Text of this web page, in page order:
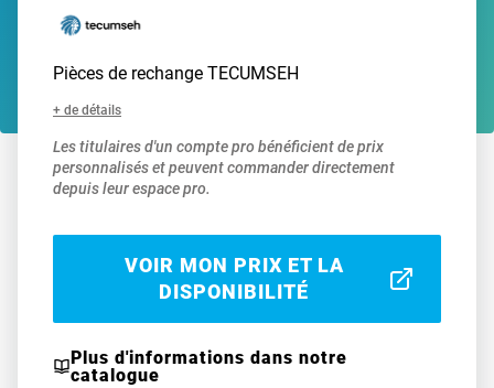
Pièces de rechange TECUMSEH
+ de détails
Les titulaires d'un compte pro bénéficient de prix
personnalisés et peuvent commander directement
depuis leur espace pro.
VOIR MON PRIX ET LA
DISPONIBILITÉ
Plus d'informations dans notre
catalogue